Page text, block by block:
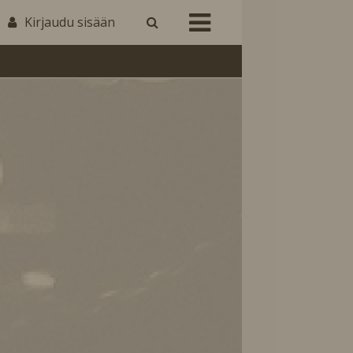
Kirjaudu sisään